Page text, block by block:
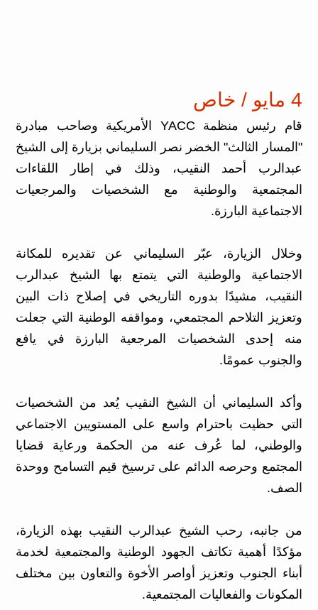
4 مايو / خاص
قام رئيس منظمة YACC الأمريكية وصاحب مبادرة
"المسار الثالث" الخضر نصر السليماني بزيارة إلى الشيخ
عبدالرب أحمد النقيب، وذلك في إطار اللقاءات
المجتمعية والوطنية مع الشخصيات والمرجعيات
الاجتماعية البارزة.
وخلال الزيارة، عبّر السليماني عن تقديره للمكانة
الاجتماعية والوطنية التي يتمتع بها الشيخ عبدالرب
النقيب، مشيدًا بدوره التاريخي في إصلاح ذات البين
وتعزيز التلاحم المجتمعي، ومواقفه الوطنية التي جعلت
منه إحدى الشخصيات المرجعية البارزة في يافع
والجنوب عمومًا.
وأكد السليماني أن الشيخ النقيب يُعد من الشخصيات
التي حظيت باحترام واسع على المستويين الاجتماعي
والوطني، لما عُرف عنه من الحكمة ورعاية قضايا
المجتمع وحرصه الدائم على ترسيخ قيم التسامح ووحدة
الصف.
من جانبه، رحب الشيخ عبدالرب النقيب بهذه الزيارة،
مؤكدًا أهمية تكاتف الجهود الوطنية والمجتمعية لخدمة
أبناء الجنوب وتعزيز أواصر الأخوة والتعاون بين مختلف
المكونات والفعاليات المجتمعية.